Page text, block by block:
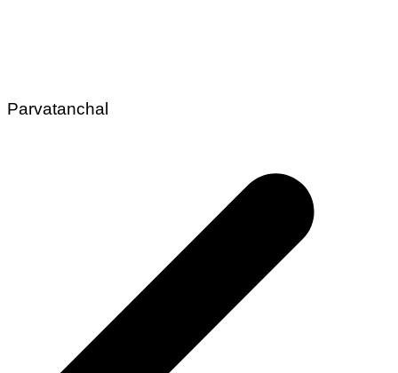
Parvatanchal